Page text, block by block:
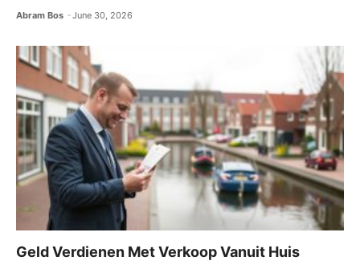
Abram Bos June 30, 2026
Geld Verdienen Met Verkoop Vanuit Huis